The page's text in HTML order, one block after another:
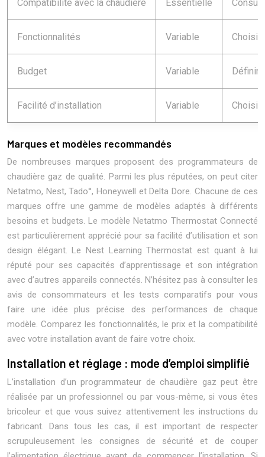
Compatibilité avec la chaudière Essentielle
Fonctionnalités Variable Choisir
Budget Variable Définir
Facilité d’installation Variable Choisir
Marques et modèles recommandés
De nombreuses marques proposent des programmateurs de
chaudière gaz de qualité. Parmi les plus réputées, on peut citer
Netatmo, Nest, Tado°, Honeywell et Delta Dore. Chacune de ces
marques offre une gamme de modèles adaptés à différents
besoins et budgets. Le modèle Netatmo Thermostat Connecté
est particulièrement apprécié pour sa facilité d’utilisation et son
design élégant. Le Nest Learning Thermostat est quant à lui
réputé pour ses capacités d’apprentissage et son intégration
avec d’autres appareils connectés. N’hésitez pas à consulter les
avis de consommateurs et les tests comparatifs pour vous
faire une idée plus précise des performances de chaque
modèle. Comparez les fonctionnalités, le prix et la compatibilité
avec votre installation avant de faire votre choix.
Installation et réglage : mode d’emploi simplifié
L’installation d’un programmateur de chaudière gaz peut être
réalisée par un professionnel ou par vous-même, si vous êtes
bricoleur et que vous suivez attentivement les instructions du
fabricant. Dans tous les cas, il est important de respecter
scrupuleusement les consignes de sécurité et de couper